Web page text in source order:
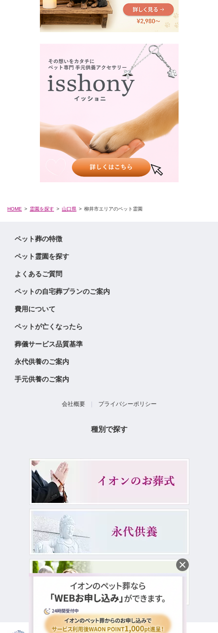
HOME 霊園を探す 山口県 柳井市エリアのペット霊園
ペット葬の特徴
ペット霊園を探す
よくあるご質問
ペットの自宅葬プランのご案内
費用について
ペットが亡くなったら
葬儀サービス品質基準
永代供養のご案内
手元供養のご案内
会社概要| プライバシーポリシー
種別で探す